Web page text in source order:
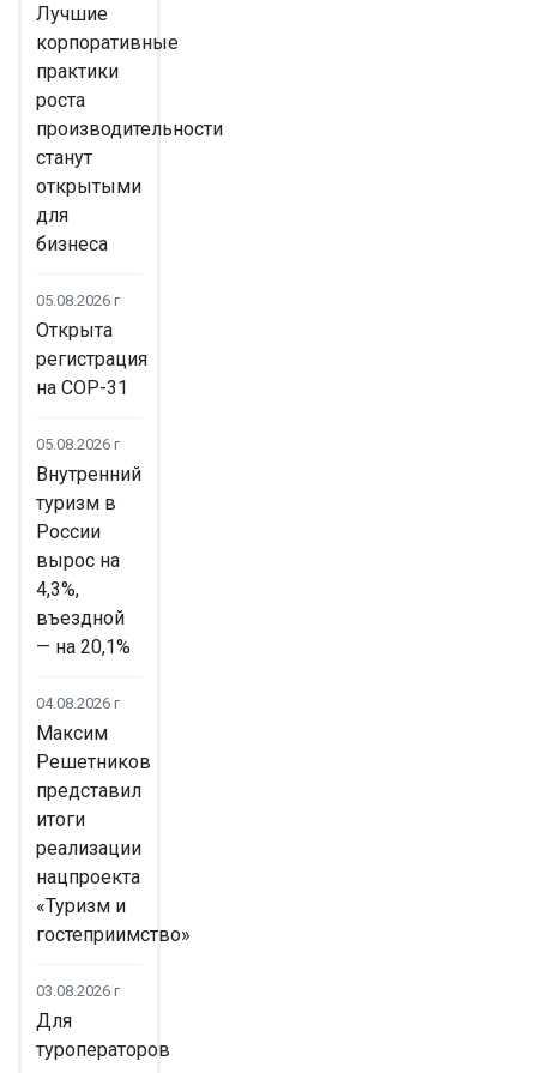
Лучшие
корпоративные
практики
роста
производительности
станут
открытыми
для
бизнеса
05.08.2026 г
Открыта
регистрация
на COP-31
05.08.2026 г
Внутренний
туризм в
России
вырос на
4,3%,
въездной
— на 20,1%
04.08.2026 г
Максим
Решетников
представил
итоги
реализации
нацпроекта
«Туризм и
гостеприимство»
03.08.2026 г
Для
туроператоров